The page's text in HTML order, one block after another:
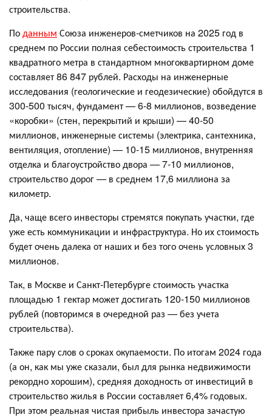
строительства.
Поданным Союза инженеров-сметчиков на 2025 год в
среднем по России полная себестоимость строительства 1
квадратного метра в стандартном многоквартирном доме
составляет 86 847 рублей. Расходы на инженерные
исследования (геологические и геодезические) обойдутся в
300-500 тысяч, фундамент — 6-8 миллионов, возведение
«коробки» (стен, перекрытий и крыши) — 40-50
миллионов, инженерные системы (электрика, сантехника,
вентиляция, отопление) — 10-15 миллионов, внутренняя
отделка и благоустройство двора — 7-10 миллионов,
строительство дорог — в среднем 17,6 миллиона за
километр.
Да, чаще всего инвесторы стремятся покупать участки, где
уже есть коммуникации и инфраструктура. Но их стоимость
будет очень далека от наших и без того очень условных 3
миллионов.
Так, в Москве и Санкт-Петербурге стоимость участка
площадью 1 гектар может достигать 120-150 миллионов
рублей (повторимся в очередной раз — без учета
строительства).
Также пару слов о сроках окупаемости. По итогам 2024 года
(а он, как мы уже сказали, был для рынка недвижимости
рекордно хорошим), средняя доходность от инвестиций в
строительство жилья в России составляет 6,4% годовых.
При этом реальная чистая прибыль инвестора зачастую